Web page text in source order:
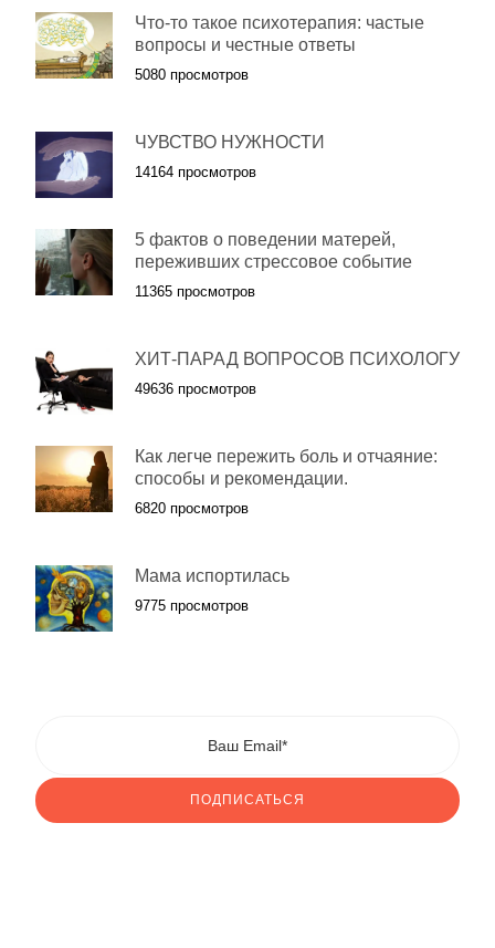
Что-то такое психотерапия: частые
вопросы и честные ответы
5080 просмотров
ЧУВСТВО НУЖНОСТИ
14164 просмотров
5 фактов о поведении матерей,
переживших стрессовое событие
11365 просмотров
ХИТ-ПАРАД ВОПРОСОВ ПСИХОЛОГУ
49636 просмотров
Как легче пережить боль и отчаяние:
способы и рекомендации.
6820 просмотров
Мама испортилась
9775 просмотров
ПОДПИСАТЬСЯ